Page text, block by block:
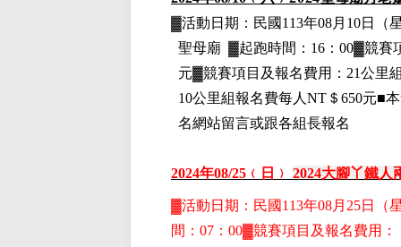
▓活動日期： 民國113年08月10日
（
聖母廟 ▓起跑時間：16：00▓競賽
元▓競賽項目 及報名費用 ：21公里
10公里組報名費每人NT＄650元■
名網站留言或跟各組長報名
2024年08/25 ﹙日﹚ 2024大腳丫鐵人
▓活動日期： 民國113年08月25日
（
間：07：00▓競賽項目 及報名費用 ：